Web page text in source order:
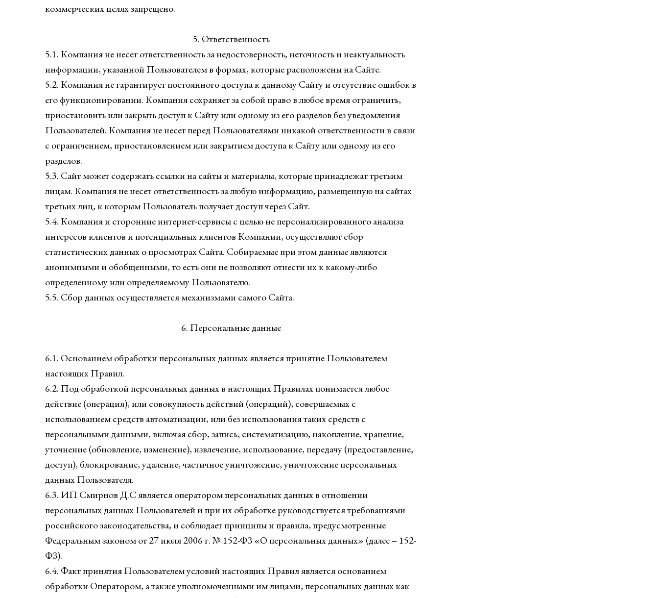
коммерческих целях запрещено.
5. Ответственность
5.1. Компания не несет ответственность за недостоверность, неточность и неактуальность
информации, указанной Пользователем в формах, которые расположены на Сайте.
5.2. Компания не гарантирует постоянного доступа к данному Сайту и отсутствие ошибок в
его функционировании. Компания сохраняет за собой право в любое время ограничить,
приостановить или закрыть доступ к Сайту или одному из его разделов без уведомления
Пользователей. Компания не несет перед Пользователями никакой ответственности в связи
с ограничением, приостановлением или закрытием доступа к Сайту или одному из его
разделов.
5.3. Сайт может содержать ссылки на сайты и материалы, которые принадлежат третьим
лицам. Компания не несет ответственность за любую информацию, размещенную на сайтах
третьих лиц, к которым Пользователь получает доступ через Сайт.
5.4. Компания и сторонние интернет-сервисы с целью не персонализированного анализа
интересов клиентов и потенциальных клиентов Компании, осуществляют сбор
статистических данных о просмотрах Сайта. Собираемые при этом данные являются
анонимными и обобщенными, то есть они не позволяют отнести их к какому-либо
определенному или определяемому Пользователю.
5.5. Сбор данных осуществляется механизмами самого Сайта.
6. Персональные данные
6.1. Основанием обработки персональных данных является принятие Пользователем
настоящих Правил.
6.2. Под обработкой персональных данных в настоящих Правилах понимается любое
действие (операция), или совокупность действий (операций), совершаемых с
использованием средств автоматизации, или без использования таких средств с
персональными данными, включая сбор, запись, систематизацию, накопление, хранение,
уточнение (обновление, изменение), извлечение, использование, передачу (предоставление,
доступ), блокирование, удаление, частичное уничтожение, уничтожение персональных
данных Пользователя.
6.3. ИП Смирнов Д.C является оператором персональных данных в отношении
персональных данных Пользователей и при их обработке руководствуется требованиями
российского законодательства, и соблюдает принципы и правила, предусмотренные
Федеральным законом от 27 июля 2006 г. № 152-ФЗ «О персональных данных» (далее – 152-
ФЗ).
6.4. Факт принятия Пользователем условий настоящих Правил является основанием
обработки Оператором, а также уполномоченными им лицами, персональных данных как